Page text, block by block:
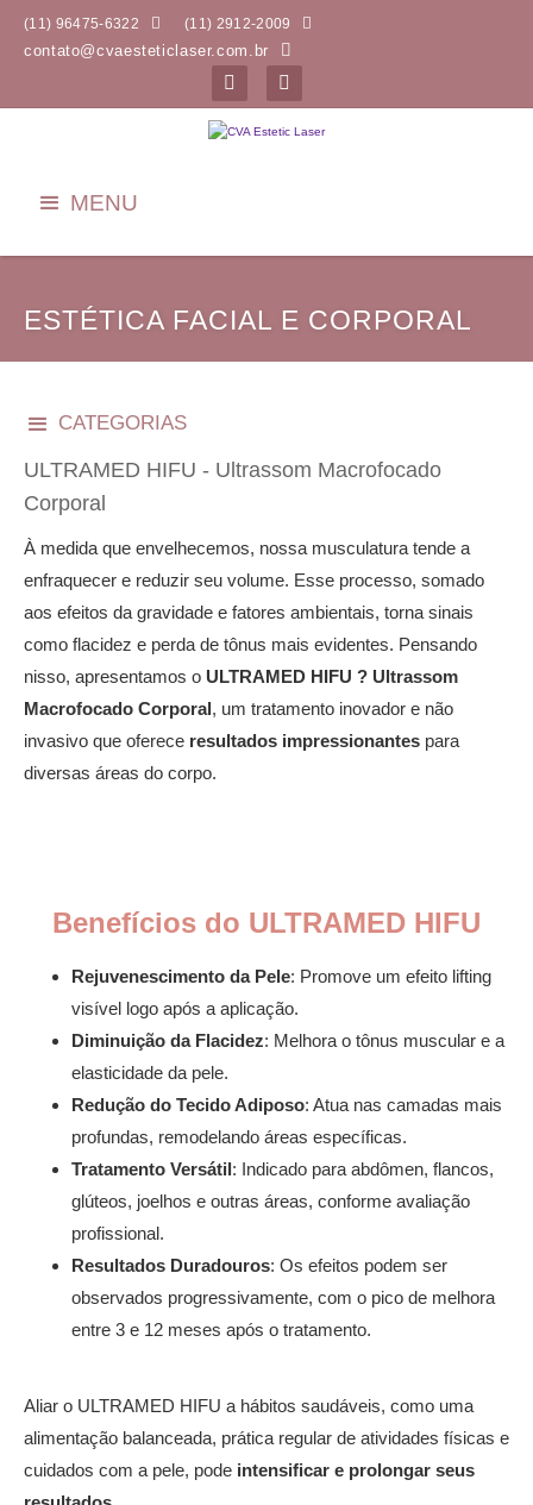
(11) 96475-6322  (11) 2912-2009 
contato@cvaesteticlaser.com.br
 
MENU
ESTÉTICA FACIAL E CORPORAL
CATEGORIAS
ULTRAMED HIFU - Ultrassom Macrofocado
Corporal
À medida que envelhecemos, nossa musculatura tende a
enfraquecer e reduzir seu volume. Esse processo, somado
aos efeitos da gravidade e fatores ambientais, torna sinais
como flacidez e perda de tônus mais evidentes. Pensando
nisso, apresentamos o ULTRAMED HIFU ? Ultrassom
Macrofocado Corporal, um tratamento inovador e não
invasivo que oferece resultados impressionantes para
diversas áreas do corpo.
Benefícios do ULTRAMED HIFU
Rejuvenescimento da Pele: Promove um efeito lifting
visível logo após a aplicação.
Diminuição da Flacidez: Melhora o tônus muscular e a
elasticidade da pele.
Redução do Tecido Adiposo: Atua nas camadas mais
profundas, remodelando áreas específicas.
Tratamento Versátil: Indicado para abdômen, flancos,
glúteos, joelhos e outras áreas, conforme avaliação
profissional.
Resultados Duradouros: Os efeitos podem ser
observados progressivamente, com o pico de melhora
entre 3 e 12 meses após o tratamento.
Aliar o ULTRAMED HIFU a hábitos saudáveis, como uma
alimentação balanceada, prática regular de atividades físicas e
cuidados com a pele, pode intensificar e prolongar seus